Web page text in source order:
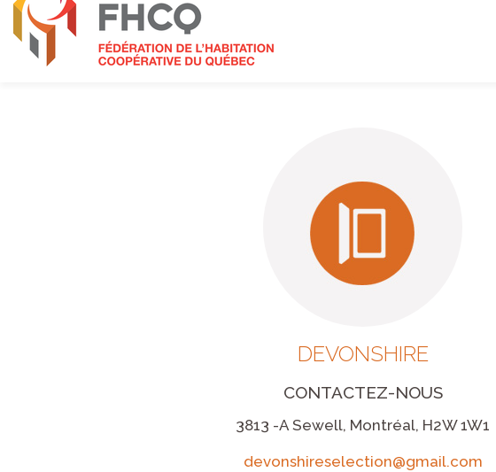
DEVONSHIRE
CONTACTEZ-NOUS
3813 -A Sewell, Montréal, H2W 1W1
devonshireselection@gmail.com